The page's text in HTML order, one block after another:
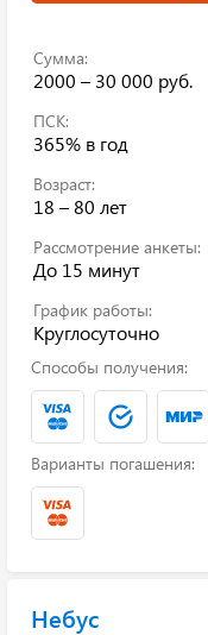
Сумма:
2000 – 30 000 руб.
ПСК:
365% в год
Возраст:
18 – 80 лет
Рассмотрение анкеты:
До 15 минут
График работы:
Круглосуточно
Способы получения:
Варианты погашения:
Небус